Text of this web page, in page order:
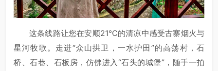
这条线路让您在安顺21℃的清凉中感受古寨烟火与
星河牧歌。走进“众山拱卫，一水护田”的高荡村，石
桥、石巷、石板房，仿佛进入“石头的城堡”，随手一拍